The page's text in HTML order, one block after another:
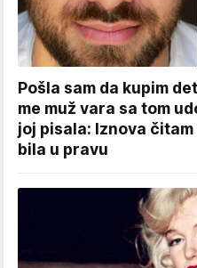
Pošla sam da kupim
me muž vara sa tom
joj pisala: Iznova
bila u pravu